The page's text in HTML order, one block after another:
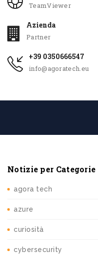
TeamViewer
Azienda
Partner
+39 0350666547
info@agoratech.eu
Notizie per Categorie
agora tech
azure
curiosità
cybersecurity